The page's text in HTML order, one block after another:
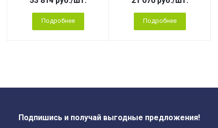
Подробнее Подробнее
Подпишись и получай выгодные предложения!